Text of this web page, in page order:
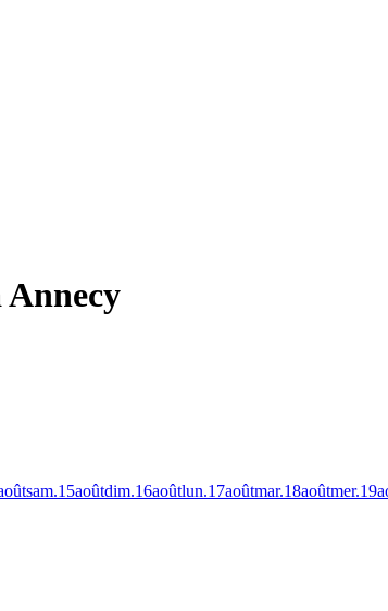
Annecy
sam.15aoûtdim.16aoûtlun.17aoûtmar.18aoûtmer.19